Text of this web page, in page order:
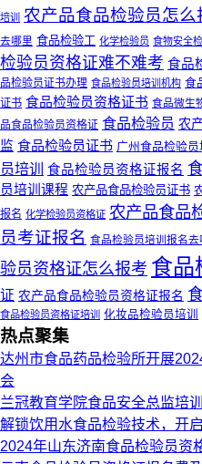
培训 农产品食品检验员怎么
去哪里 食品检验工 化学检验员 食物安全
检验员资格证难不难考 食品
品检验员证书办理 食品检验员培训机构 食
证书 食品检验员资格证书 食品微生
品食品检验员资格证 食品检验员 农
监 食品检验员证书 广州食品检验员
员培训 食品检验员资格证报名
员培训课程 农产品食品检验员证书
报名 化学检验员资格证 农产品食品
员考证报名 食品检验员培训报名去
验员资格证怎么报考 食品
证 农产品食品检验员资格证报名
食品检验员资格证培训 化妆品检验员培训
热点聚集
达州市食品药品检验所开展
会
兰冠教育学院食品安全总监培
解锁饮用水食品检验技术，开
2024年山东济南食品检验员资